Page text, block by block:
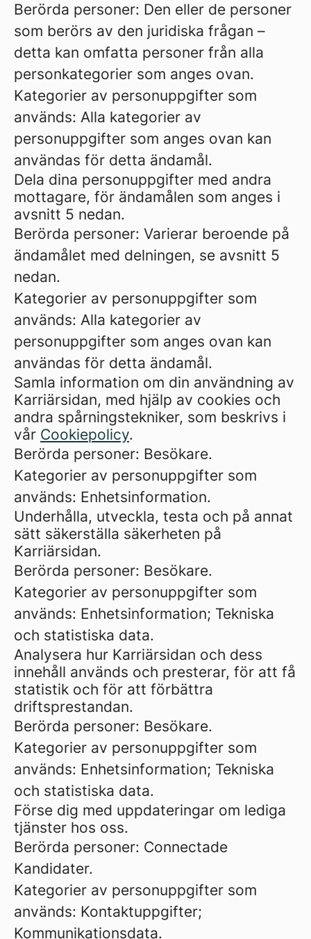
Berörda personer: Den eller de personer
som berörs av den juridiska frågan –
detta kan omfatta personer från alla
personkategorier som anges ovan.
Kategorier av personuppgifter som
används: Alla kategorier av
personuppgifter som anges ovan kan
användas för detta ändamål.
Dela dina personuppgifter med andra
mottagare, för ändamålen som anges i
avsnitt 5 nedan.
Berörda personer: Varierar beroende på
ändamålet med delningen, se avsnitt 5
nedan.
Kategorier av personuppgifter som
används: Alla kategorier av
personuppgifter som anges ovan kan
användas för detta ändamål.
Samla information om din användning av
Karriärsidan, med hjälp av cookies och
andra spårningstekniker, som beskrivs i
vår Cookiepolicy.
Berörda personer: Besökare.
Kategorier av personuppgifter som
används: Enhetsinformation.
Underhålla, utveckla, testa och på annat
sätt säkerställa säkerheten på
Karriärsidan.
Berörda personer: Besökare.
Kategorier av personuppgifter som
används: Enhetsinformation; Tekniska
och statistiska data.
Analysera hur Karriärsidan och dess
innehåll används och presterar, för att få
statistik och för att förbättra
driftsprestandan.
Berörda personer: Besökare.
Kategorier av personuppgifter som
används: Enhetsinformation; Tekniska
och statistiska data.
Förse dig med uppdateringar om lediga
tjänster hos oss.
Berörda personer: Connectade
Kandidater.
Kategorier av personuppgifter som
används: Kontaktuppgifter;
Kommunikationsdata.